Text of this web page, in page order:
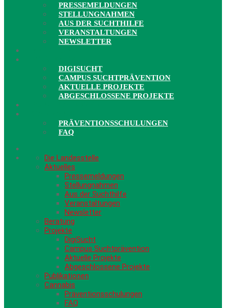
PRESSEMELDUNGEN
STELLUNGNAHMEN
AUS DER SUCHTHILFE
VERANSTALTUNGEN
NEWSLETTER
DIGISUCHT
CAMPUS SUCHTPRÄVENTION
AKTUELLE PROJEKTE
ABGESCHLOSSENE PROJEKTE
PRÄVENTIONSSCHULUNGEN
FAQ
Die Landesstelle
Aktuelles
Pressemeldungen
Stellungnahmen
Aus der Suchthilfe
Veranstaltungen
Newsletter
Beratung
Projekte
DigiSucht
Campus Suchtprävention
Aktuelle Projekte
Abgeschlossene Projekte
Publikationen
Cannabis
Präventionsschulungen
FAQ